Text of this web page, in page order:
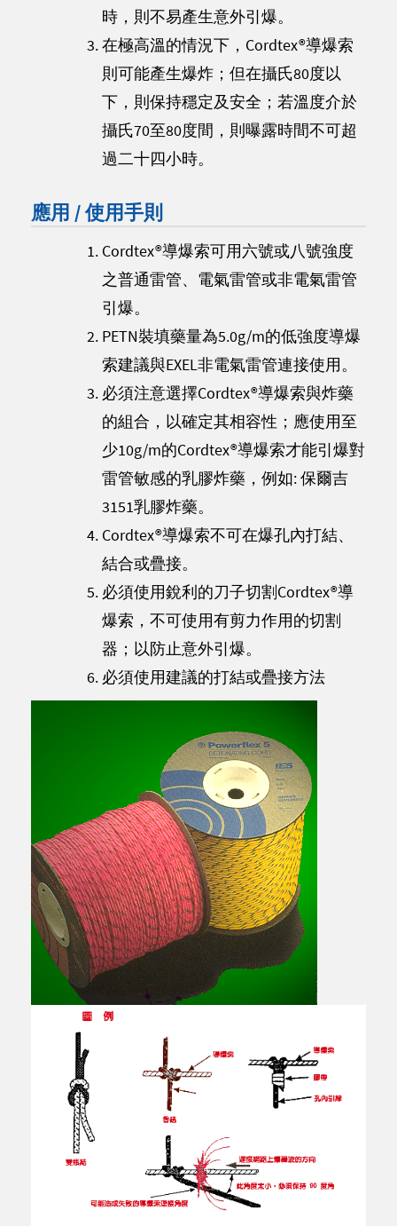
時，則不易產生意外引爆。
在極高溫的情況下，Cordtex®導爆索
則可能產生爆炸；但在攝氏80度以
下，則保持穩定及安全；若溫度介於
攝氏70至80度間，則曝露時間不可超
過二十四小時。
應用 / 使用手則
Cordtex®導爆索可用六號或八號強度
之普通雷管、電氣雷管或非電氣雷管
引爆。
PETN裝填藥量為5.0g/m的低強度導爆
索建議與EXEL非電氣雷管連接使用。
必須注意選擇Cordtex®導爆索與炸藥
的組合，以確定其相容性；應使用至
少10g/m的Cordtex®導爆索才能引爆對
雷管敏感的乳膠炸藥，例如: 保爾吉
3151乳膠炸藥。
Cordtex®導爆索不可在爆孔內打結、
結合或疊接。
必須使用銳利的刀子切割Cordtex®導
爆索，不可使用有剪力作用的切割
器；以防止意外引爆。
必須使用建議的打結或疊接方法